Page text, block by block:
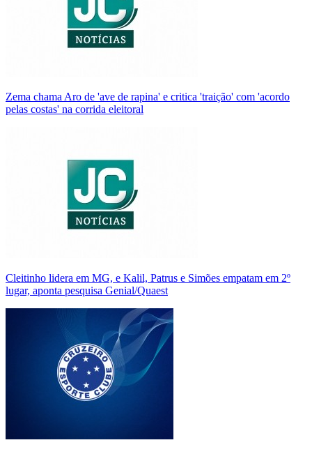
Zema chama Aro de 'ave de rapina' e critica 'traição' com 'acordo
pelas costas' na corrida eleitoral
Cleitinho lidera em MG, e Kalil, Patrus e Simões empatam em 2º
lugar, aponta pesquisa Genial/Quaest